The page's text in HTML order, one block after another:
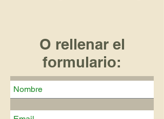
O rellenar el
formulario: